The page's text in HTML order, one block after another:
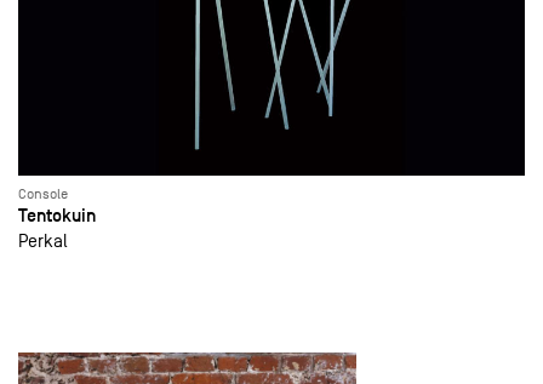
Console
Tentokuin
Perkal